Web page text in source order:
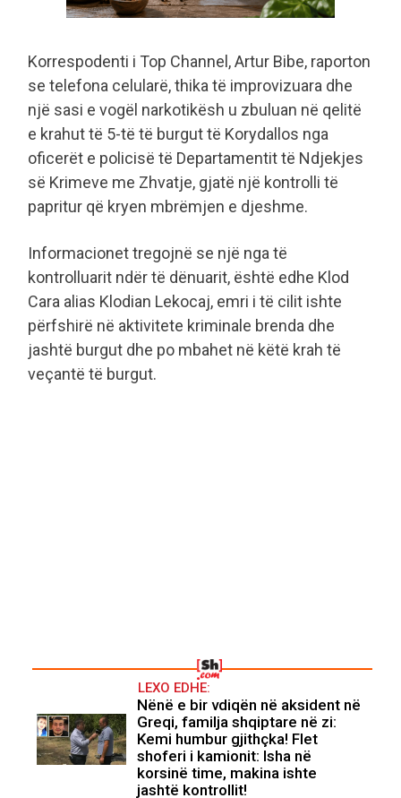
Korrespodenti i Top Channel, Artur Bibe, raporton
se telefona celularë, thika të improvizuara dhe
një sasi e vogël narkotikësh u zbuluan në qelitë
e krahut të 5-të të burgut të Korydallos nga
oficerët e policisë të Departamentit të Ndjekjes
së Krimeve me Zhvatje, gjatë një kontrolli të
papritur që kryen mbrëmjen e djeshme.
Informacionet tregojnë se një nga të
kontrolluarit ndër të dënuarit, është edhe Klod
Cara alias Klodian Lekocaj, emri i të cilit ishte
përfshirë në aktivitete kriminale brenda dhe
jashtë burgut dhe po mbahet në këtë krah të
veçantë të burgut.
LEXO EDHE:
Nënë e bir vdiqën në aksident në
Greqi, familja shqiptare në zi:
Kemi humbur gjithçka! Flet
shoferi i kamionit: Isha në
korsinë time, makina ishte
jashtë kontrollit!